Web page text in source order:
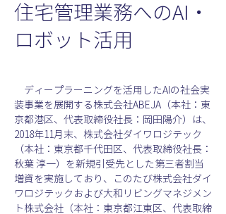
住宅管理業務へのAI・
ロボット活用
ディープラーニングを活用したAIの社会実
装事業を展開する株式会社ABEJA（本社：東
京都港区、代表取締役社長：岡田陽介）は、
2018年11月末、株式会社ダイワロジテック
（本社：東京都千代田区、代表取締役社長：
秋葉 淳一）を新規引受先とした第三者割当
増資を実施しており、このたび株式会社ダイ
ワロジテックおよび大和リビングマネジメン
ト株式会社（本社：東京都江東区、代表取締